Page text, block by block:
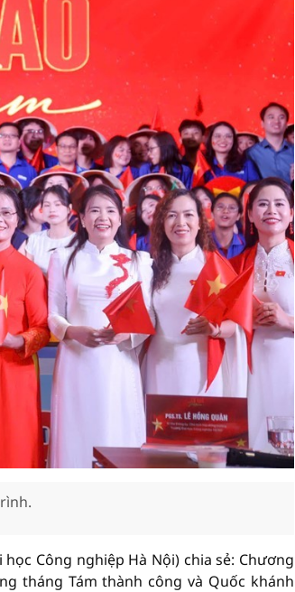
Công nghiệp Hà Nội) chia sẻ: Chương
tháng Tám thành công và Quốc khánh